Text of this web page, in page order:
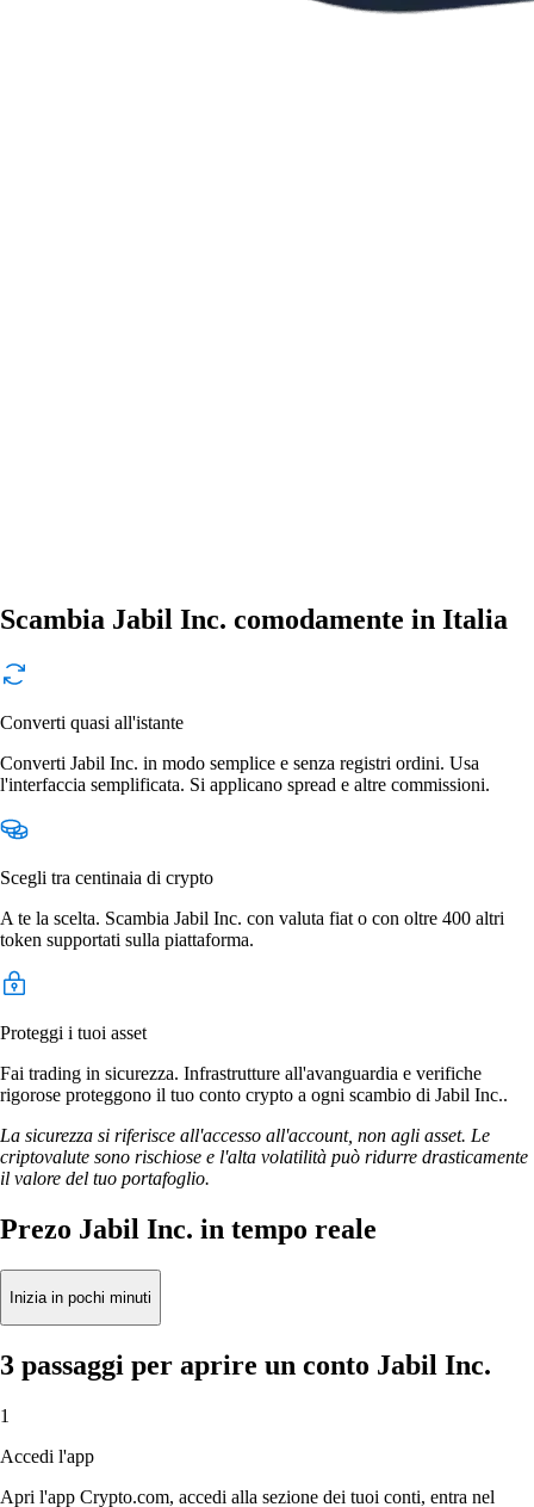
Scambia Jabil Inc. comodamente in Italia
Converti quasi all'istante
Converti Jabil Inc. in modo semplice e senza registri ordini. Usa
l'interfaccia semplificata. Si applicano spread e altre commissioni.
Scegli tra centinaia di crypto
A te la scelta. Scambia Jabil Inc. con valuta fiat o con oltre 400 altri
token supportati sulla piattaforma.
Proteggi i tuoi asset
Fai trading in sicurezza. Infrastrutture all'avanguardia e verifiche
rigorose proteggono il tuo conto crypto a ogni scambio di Jabil Inc..
La sicurezza si riferisce all'accesso all'account, non agli asset. Le
criptovalute sono rischiose e l'alta volatilità può ridurre drasticamente
il valore del tuo portafoglio.
Prezo Jabil Inc. in tempo reale
Inizia in pochi minuti
3 passaggi per aprire un conto Jabil Inc.
1
Accedi l'app
Apri l'app Crypto.com, accedi alla sezione dei tuoi conti, entra nel